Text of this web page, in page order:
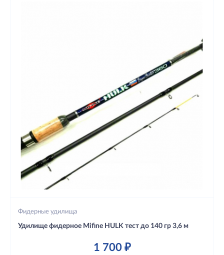
Фидерные удилища
Удилище фидерное Mifine HULK тест до 140 гр 3,6 м
1 700 ₽